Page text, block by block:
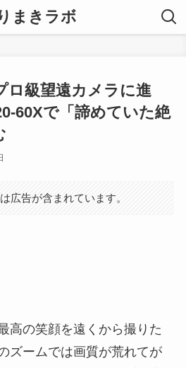
まきラボ
ロ級望遠カメラに進
60Xで「諦めていた絶
広告が含まれています。
高の笑顔を遠くから撮りた
ズームでは画質が荒れてが